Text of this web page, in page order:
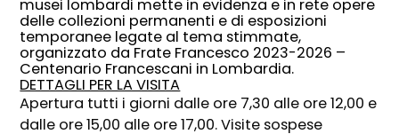
musei lombardi mette in evidenza e in rete opere
delle collezioni permanenti e di esposizioni
temporanee legate al tema stimmate,
organizzato da Frate Francesco 2023-2026 –
Centenario Francescani in Lombardia.
DETTAGLI PER LA VISITA
Apertura tutti i giorni dalle ore 7,30 alle ore 12,00 e
dalle ore 15,00 alle ore 17,00. Visite sospese